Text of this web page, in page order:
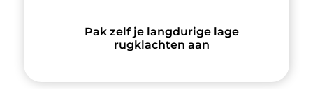
Pak zelf je langdurige lage
rugklachten aan